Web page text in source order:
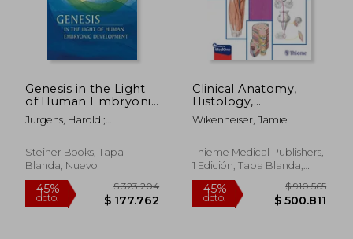
45% 10%
Genesis in the Light
of Human Embryonic
Development (en
Inglés)
Jurgens, Harold ;
Steiner Books, Tapa
Blanda, Nuevo
Clinical Anatomy,
Histology,
Embryology, and
Neuroanatomy: An
(en Inglés)
Wikenheiser, Jamie
Thieme Medical Publishers,
1 Edición, Tapa Blanda,
Nuevo